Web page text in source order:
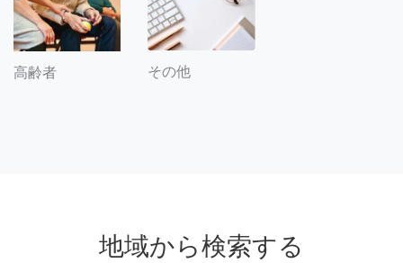
高齢者 その他
地域から検索する